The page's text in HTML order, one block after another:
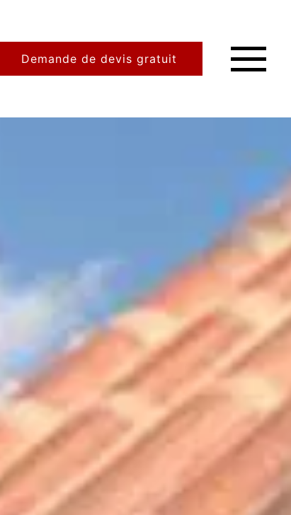
Demande de devis gratuit